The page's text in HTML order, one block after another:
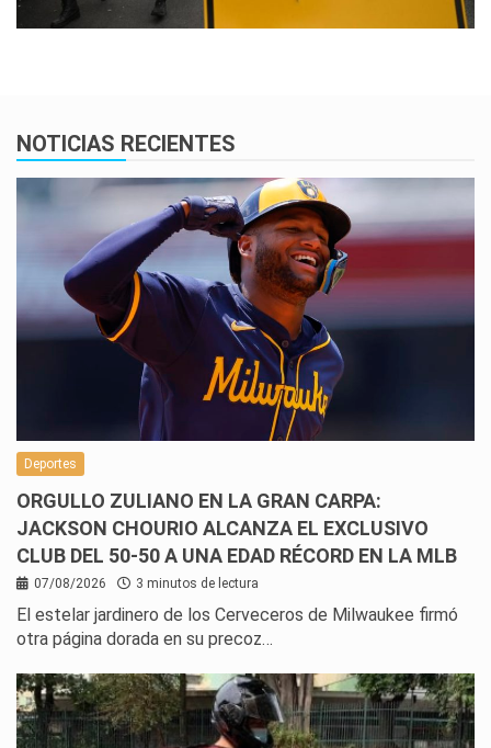
NOTICIAS RECIENTES
Deportes
ORGULLO ZULIANO EN LA GRAN CARPA:
JACKSON CHOURIO ALCANZA EL EXCLUSIVO
CLUB DEL 50-50 A UNA EDAD RÉCORD EN LA MLB
07/08/2026 3 minutos de lectura
El estelar jardinero de los Cerveceros de Milwaukee firmó
otra página dorada en su precoz…